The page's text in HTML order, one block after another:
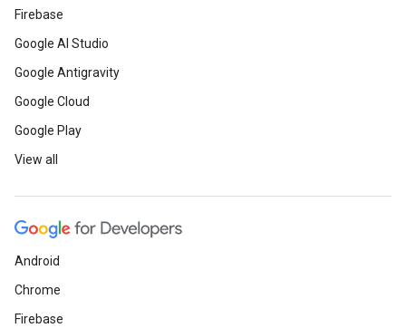
Firebase
Google AI Studio
Google Antigravity
Google Cloud
Google Play
View all
Android
Chrome
Firebase